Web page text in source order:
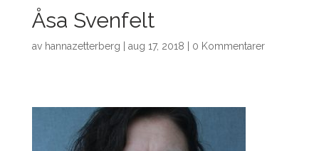
Åsa Svenfelt
av hannazetterberg aug 17, 2018 0 Kommentarer